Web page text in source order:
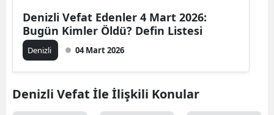
Denizli Vefat Edenler 4 Mart 2026:
Bugün Kimler Öldü? Defin Listesi
Denizli 04 Mart 2026
Denizli Vefat İle İlişkili Konular